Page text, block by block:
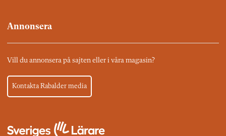
Annonsera
Vill du annonsera på sajten eller i våra magasin?
Kontakta Rabalder media